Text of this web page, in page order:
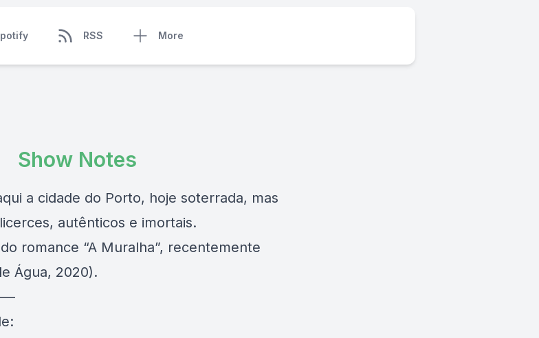
RSS More
Show Notes
a cidade do Porto, hoje soterrada, mas
autênticos e imortais.
romance “A Muralha”, recentemente
Água, 2020).